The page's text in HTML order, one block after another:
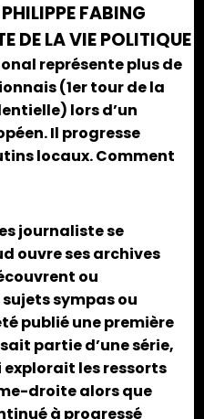
FABING
DE LA VIE POLITIQUE
représente plus de
(1er tour de la
lors d’un
Il progresse
locaux. Comment
journaliste se
ouvre ses archives
ou
sympas ou
publié une première
partie d’une série,
explorait les ressorts
droite alors que
à progressé